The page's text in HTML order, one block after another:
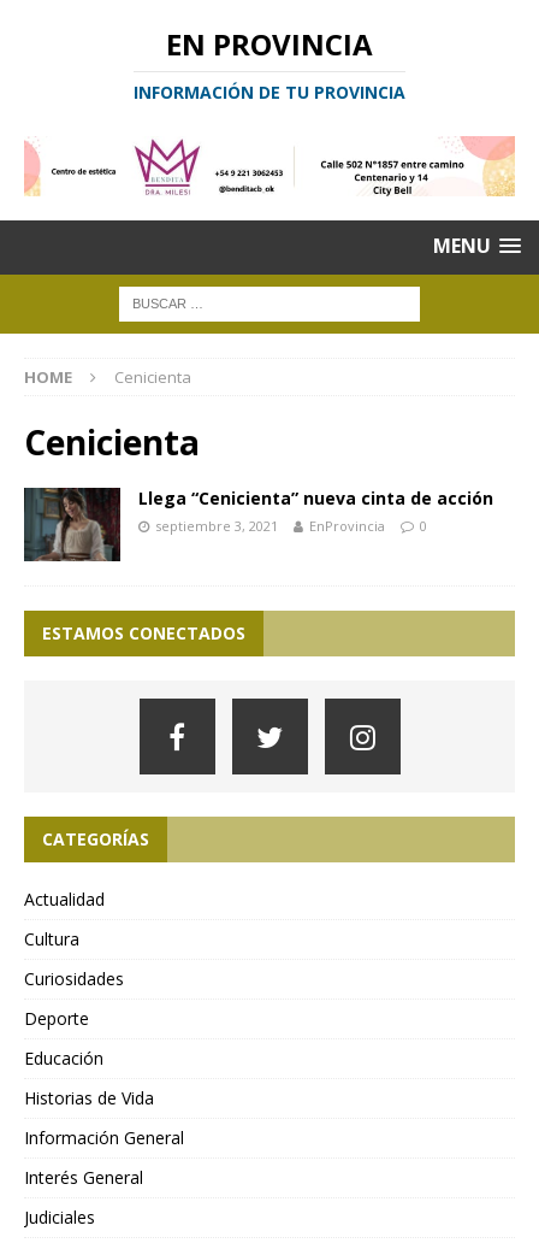
EN PROVINCIA
INFORMACIÓN DE TU PROVINCIA
MENU
HOME Cenicienta
Cenicienta
Llega “Cenicienta” nueva cinta de acción
septiembre 3, 2021 EnProvincia 0
ESTAMOS CONECTADOS
CATEGORÍAS
Actualidad
Cultura
Curiosidades
Deporte
Educación
Historias de Vida
Información General
Interés General
Judiciales